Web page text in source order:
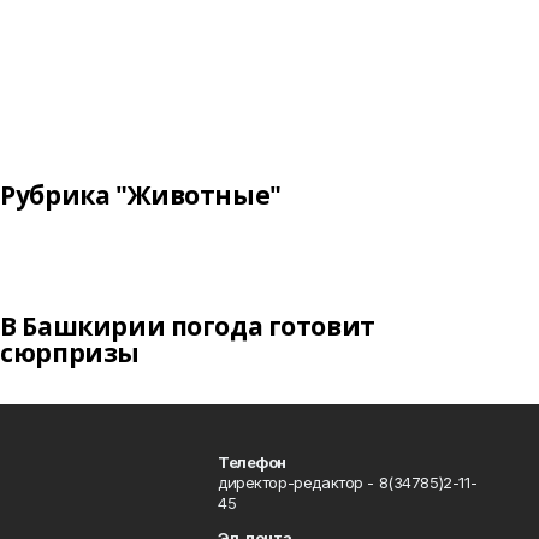
Рубрика "Животные"
В Башкирии погода готовит
сюрпризы
Телефон
директор-редактор - 8(34785)2-11-
45